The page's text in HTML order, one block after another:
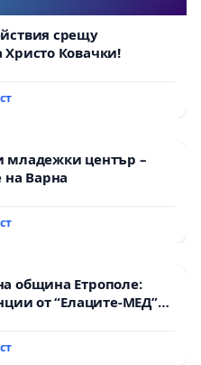
срещу
Ковачки!
младежки център –
на Варна
община Етрополе:
от “Елаците-МЕД”
изпълнят всички